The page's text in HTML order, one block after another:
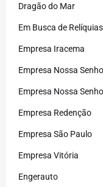
Dragão do Mar
Em Busca de Relíquias
Empresa Iracema
Empresa Nossa
Empresa Nossa
Empresa Redenção
Empresa São Paulo
Empresa Vitória
Engerauto